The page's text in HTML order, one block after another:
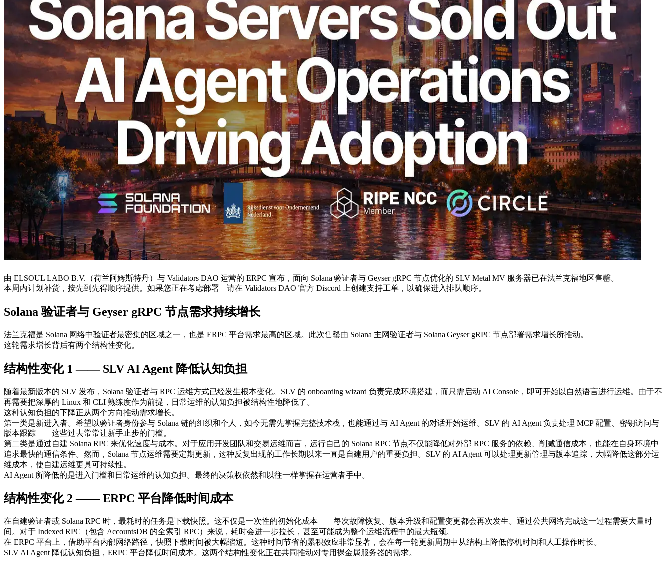
由 ELSOUL LABO B.V.（荷兰阿姆斯特丹）与 Validators DAO 运营的 ERPC 宣布，面向 Solana 验证者与 Geyser gRPC 节点优化的 SLV Metal MV 服务器已在法兰克福地区售罄。
本周内计划补货，按先到先得顺序提供。如果您正在考虑部署，请在 Validators DAO 官方 Discord 上创建支持工单，以确保进入排队顺序。
Solana 验证者与 Geyser gRPC 节点需求持续增长
法兰克福是 Solana 网络中验证者最密集的区域之一，也是 ERPC 平台需求最高的区域。此次售罄由 Solana 主网验证者与 Solana Geyser gRPC 节点部署需求增长所推动。
这轮需求增长背后有两个结构性变化。
结构性变化 1 —— SLV AI Agent 降低认知负担
随着最新版本的 SLV 发布，Solana 验证者与 RPC 运维方式已经发生根本变化。SLV 的 onboarding wizard 负责完成环境搭建，而只需启动 AI Console，即可开始以自然语言进行运维。由于不
再需要把深厚的 Linux 和 CLI 熟练度作为前提，日常运维的认知负担被结构性地降低了。
这种认知负担的下降正从两个方向推动需求增长。
第一类是新进入者。希望以验证者身份参与 Solana 链的组织和个人，如今无需先掌握完整技术栈，也能通过与 AI Agent 的对话开始运维。SLV 的 AI Agent 负责处理 MCP 配置、密钥访问与
版本跟踪——这些过去常常让新手止步的门槛。
第二类是通过自建 Solana RPC 来优化速度与成本。对于应用开发团队和交易运维而言，运行自己的 Solana RPC 节点不仅能降低对外部 RPC 服务的依赖、削减通信成本，也能在自身环境中
追求最快的通信条件。然而，Solana 节点运维需要定期更新，这种反复出现的工作长期以来一直是自建用户的重要负担。SLV 的 AI Agent 可以处理更新管理与版本追踪，大幅降低这部分运
维成本，使自建运维更具可持续性。
AI Agent 所降低的是进入门槛和日常运维的认知负担。最终的决策权依然和以往一样掌握在运营者手中。
结构性变化 2 —— ERPC 平台降低时间成本
在自建验证者或 Solana RPC 时，最耗时的任务是下载快照。这不仅是一次性的初始化成本——每次故障恢复、版本升级和配置变更都会再次发生。通过公共网络完成这一过程需要大量时
间。对于 Indexed RPC（包含 AccountsDB 的全索引 RPC）来说，耗时会进一步拉长，甚至可能成为整个运维流程中的最大瓶颈。
在 ERPC 平台上，借助平台内部网络路径，快照下载时间被大幅缩短。这种时间节省的累积效应非常显著，会在每一轮更新周期中从结构上降低停机时间和人工操作时长。
SLV AI Agent 降低认知负担，ERPC 平台降低时间成本。这两个结构性变化正在共同推动对专用裸金属服务器的需求。